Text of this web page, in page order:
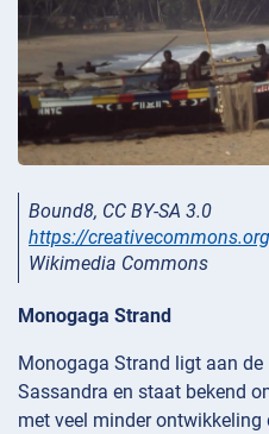
Bound8, CC BY-SA 3.0
https://
Wikimedia Commons
Monogaga Strand
Monogaga Strand ligt aan
Sassandra en staat bekend
met veel minder ontwikkeling